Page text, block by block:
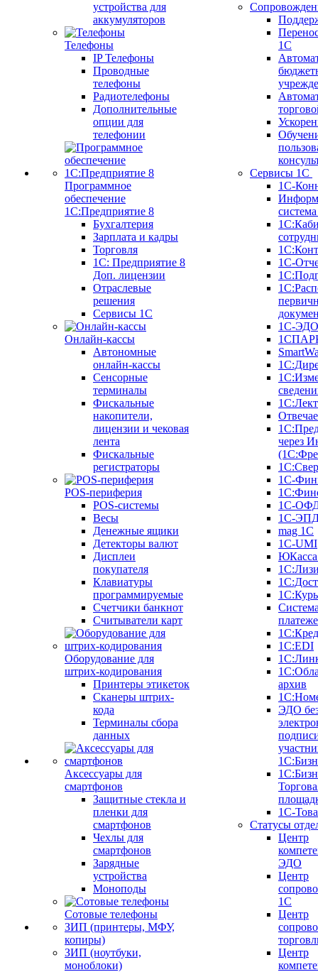
устройства для
аккумуляторов
Телефоны
IP Телефоны
Проводные
телефоны
Радиотелефоны
Дополнительные
опции для
телефонии
Программное
обеспечение
1С:Предприятие 8
Бухгалтерия
Зарплата и кадры
Торговля
1C: Предприятие 8
Доп. лицензии
Отраслевые
решения
Сервисы 1С
Онлайн-кассы
Автономные
онлайн-кассы
Сенсорные
терминалы
Фискальные
накопители,
лицензии и чековая
лента
Фискальные
регистраторы
POS-периферия
POS-системы
Весы
Денежные ящики
Детекторы валют
Дисплеи
покупателя
Клавиатуры
программируемые
Счетчики банкнот
Считыватели карт
Оборудование для
штрих-кодирования
Принтеры этикеток
Сканеры штрих-
кода
Терминалы сбора
данных
Аксессуары для
смартфонов
Защитные стекла и
пленки для
смартфонов
Чехлы для
смартфонов
Зарядные
устройства
Моноподы
Сотовые телефоны
ЗИП (принтеры, МФУ,
копиры)
ЗИП (ноутбуки,
моноблоки)
1С
Сервисы 1С
1С-
1С-
1С-ЭДО
через
1С-
1С-
1С-
mag 1C
1C-UMI
1С:EDI
архив
ЭДО
1С-
Статусы
Центр
ЭДО
Центр
1С
Центр
Центр